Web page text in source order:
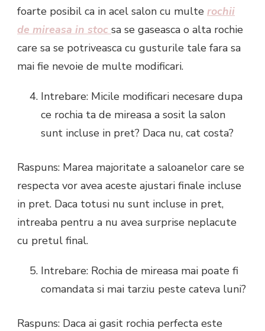
foarte posibil ca in acel salon cu multe rochii
de mireasa in stoc sa se gaseasca o alta rochie
care sa se potriveasca cu gusturile tale fara sa
mai fie nevoie de multe modificari.
Intrebare: Micile modificari necesare dupa
ce rochia ta de mireasa a sosit la salon
sunt incluse in pret? Daca nu, cat costa?
Raspuns: Marea majoritate a saloanelor care se
respecta vor avea aceste ajustari finale incluse
in pret. Daca totusi nu sunt incluse in pret,
intreaba pentru a nu avea surprise neplacute
cu pretul final.
Intrebare: Rochia de mireasa mai poate fi
comandata si mai tarziu peste cateva luni?
Raspuns: Daca ai gasit rochia perfecta este